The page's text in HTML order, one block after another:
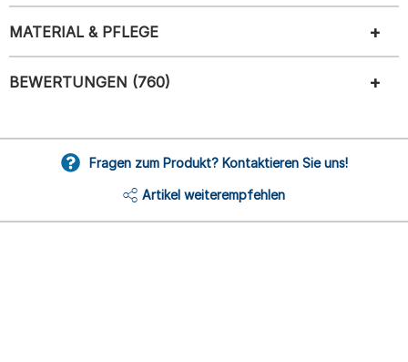
MATERIAL & PFLEGE
BEWERTUNGEN (760)
Fragen zum Produkt? Kontaktieren Sie uns!
Artikel weiterempfehlen